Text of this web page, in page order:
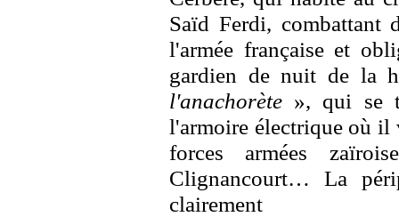
Saïd Ferdi, combattant
l'armée française et
gardien de nuit de la
l'anachorète », qui se
l'armoire électrique où il
forces armées
Clignancourt… La
clairement